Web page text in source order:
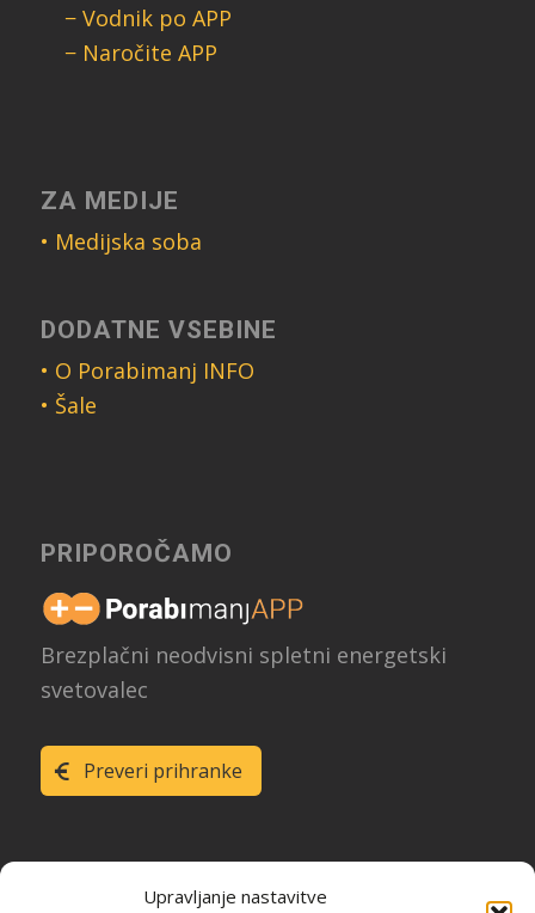
Upravljanje nastavitve
− Vodnik po APP
− Naročite APP
ZA MEDIJE
• Medijska soba
DODATNE VSEBINE
• O Porabimanj INFO
• Šale
PRIPOROČAMO
Brezplačni neodvisni spletni energetski
svetovalec
Preveri prihranke